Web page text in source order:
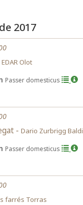
2017
Olot
Passer domesticus
- Dario Zurbrigg Baldi
Passer domesticus
farrés Torras